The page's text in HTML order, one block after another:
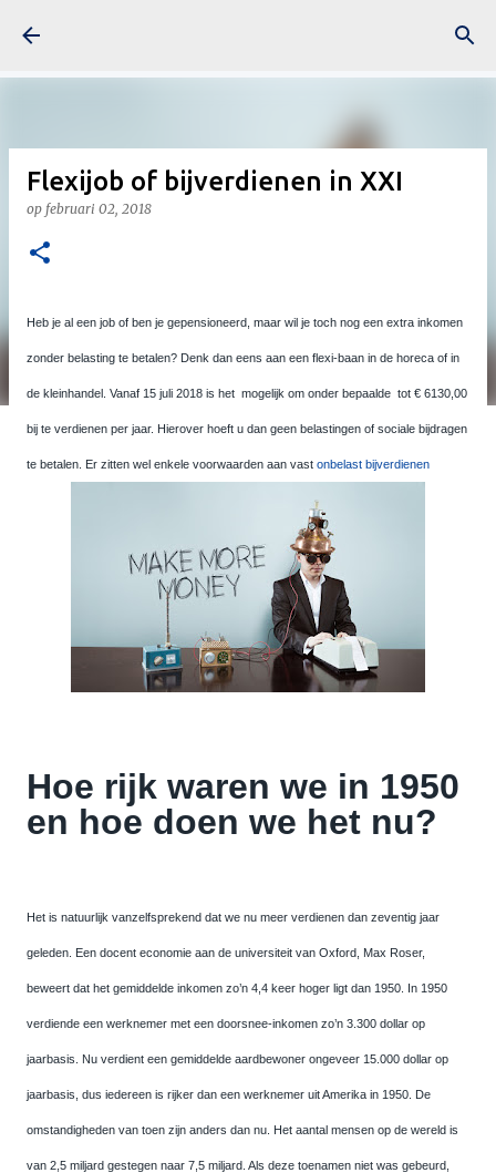
Flexijob of bijverdienen in XXI
op februari 02, 2018
Heb je al een job of ben je gepensioneerd, maar wil je toch nog een extra inkomen
zonder belasting te betalen? Denk dan eens aan een flexi-baan in de horeca of in
de kleinhandel. Vanaf 15 juli 2018 is het mogelijk om onder bepaalde tot € 6130,00
bij te verdienen per jaar. Hierover hoeft u dan geen belastingen of sociale bijdragen
te betalen. Er zitten wel enkele voorwaarden aan vast onbelast bijverdienen
Hoe rijk waren we in 1950
en hoe doen we het nu?
Het is natuurlijk vanzelfsprekend dat we nu meer verdienen dan zeventig jaar
geleden. Een docent economie aan de universiteit van Oxford, Max Roser,
beweert dat het gemiddelde inkomen zo’n 4,4 keer hoger ligt dan 1950. In 1950
verdiende een werknemer met een doorsnee-inkomen zo’n 3.300 dollar op
jaarbasis. Nu verdient een gemiddelde aardbewoner ongeveer 15.000 dollar op
jaarbasis, dus iedereen is rijker dan een werknemer uit Amerika in 1950. De
omstandigheden van toen zijn anders dan nu. Het aantal mensen op de wereld is
van 2,5 miljard gestegen naar 7,5 miljard. Als deze toenamen niet was gebeurd,